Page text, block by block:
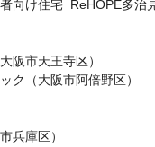
向け住宅  ReHOPE多治
阪市天王寺区）
ク（大阪市阿倍野区）
兵庫区）